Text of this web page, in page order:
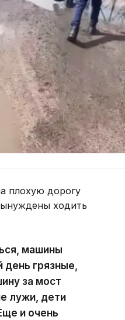
плохую дорогу
ходить
машины
грязные,
за мост
лужи, дети
и очень